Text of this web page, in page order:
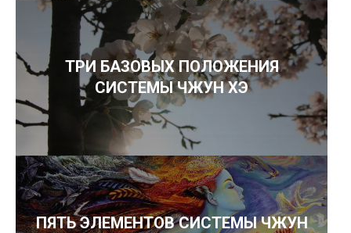
ТРИ БАЗОВЫХ ПОЛОЖЕНИЯ
СИСТЕМЫ ЧЖУН ХЭ
ПЯТЬ ЭЛЕМЕНТОВ СИСТЕМЫ ЧЖУН